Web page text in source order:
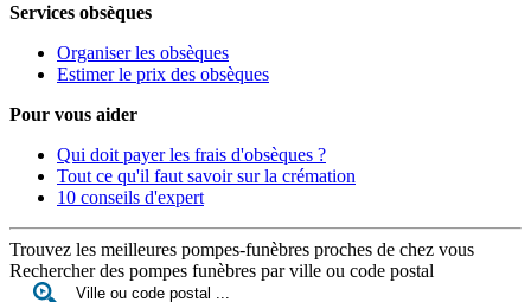
Services obsèques
Organiser les obsèques
Estimer le prix des obsèques
Pour vous aider
Qui doit payer les frais d'obsèques ?
Tout ce qu'il faut savoir sur la crémation
10 conseils d'expert
Trouvez les meilleures pompes-funèbres proches de chez vous
Rechercher des pompes funèbres par ville ou code postal